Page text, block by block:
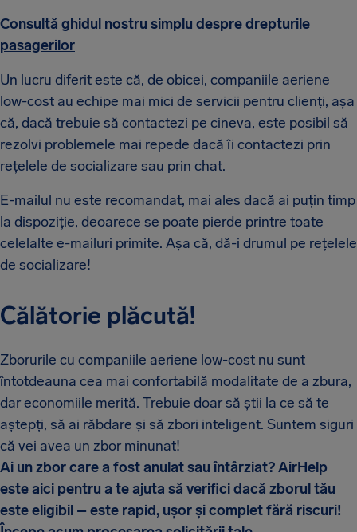
Consultă ghidul nostru simplu despre drepturile
pasagerilor
Un lucru diferit este că, de obicei, companiile aeriene
low-cost au echipe mai mici de servicii pentru clienți, așa
că, dacă trebuie să contactezi pe cineva, este posibil să
rezolvi problemele mai repede dacă îi contactezi prin
rețelele de socializare sau prin chat.
E-mailul nu este recomandat, mai ales dacă ai puțin timp
la dispoziție, deoarece se poate pierde printre toate
celelalte e-mailuri primite. Așa că, dă-i drumul pe rețelele
de socializare!
Călătorie plăcută!
Zborurile cu companiile aeriene low-cost nu sunt
întotdeauna cea mai confortabilă modalitate de a zbura,
dar economiile merită. Trebuie doar să știi la ce să te
aștepți, să ai răbdare și să zbori inteligent. Suntem siguri
că vei avea un zbor minunat!
Ai un zbor care a fost anulat sau întârziat? AirHelp
este aici pentru a te ajuta să verifici dacă zborul tău
este eligibil – este rapid, ușor și complet fără riscuri!